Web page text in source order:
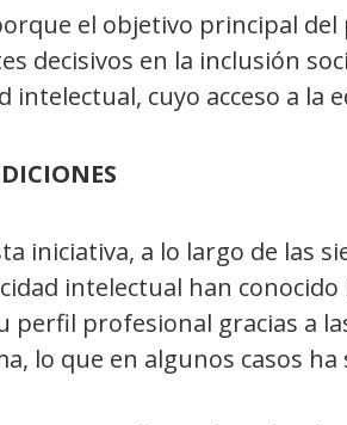
el objetivo principal
decisivos en la inclusión
intelectual, cuyo acceso a
iniciativa, a lo largo de las
intelectual han
perfil profesional gracias a
lo que en algunos casos